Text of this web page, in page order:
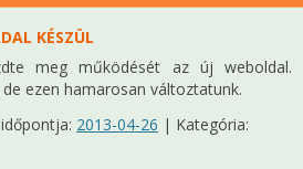
KÉSZÜL
meg működését az új weboldal.
ezen hamarosan változtatunk.
2013-04-26 | Kategória: